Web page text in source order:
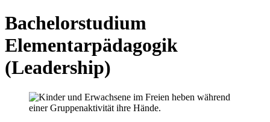
Bachelorstudium
Elementarpädagogik
(Leadership)